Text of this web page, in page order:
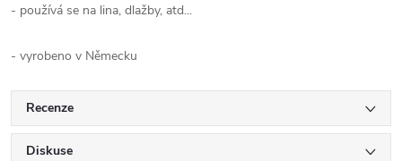
- používá se na lina, dlažby, atd...
- vyrobeno v Německu
Recenze
Diskuse